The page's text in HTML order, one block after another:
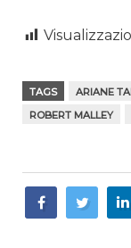
TAGS ARIANE
ROBERT MALLEY